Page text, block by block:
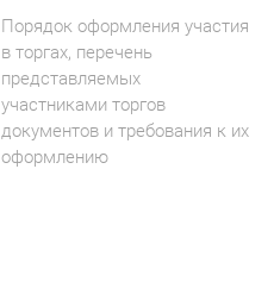
Порядок оформления участия
в торгах, перечень
представляемых
участниками торгов
документов и требования к их
оформлению